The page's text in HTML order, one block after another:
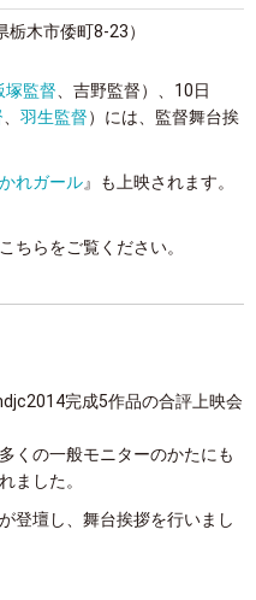
栃木市倭町8-23）
塚監督 、吉野監督）、10日
羽生監督）には、監督舞台挨
れガール』も上映されます。
ちらをご覧ください。
完成5作品の合評上映会
くの一般モニターのかたにも
ました。
登壇し、舞台挨拶を行いまし